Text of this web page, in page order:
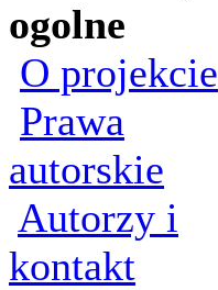
ogolne
O projekcie
Prawa
autorskie
Autorzy i
kontakt